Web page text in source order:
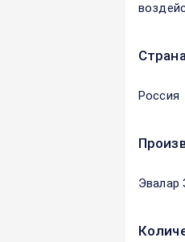
Россия
Эвалар